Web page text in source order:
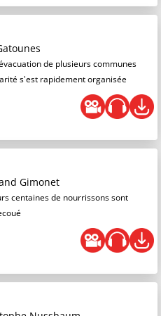
de plusieurs communes
s'est rapidement organisée
Gimonet
centaines de nourrissons sont